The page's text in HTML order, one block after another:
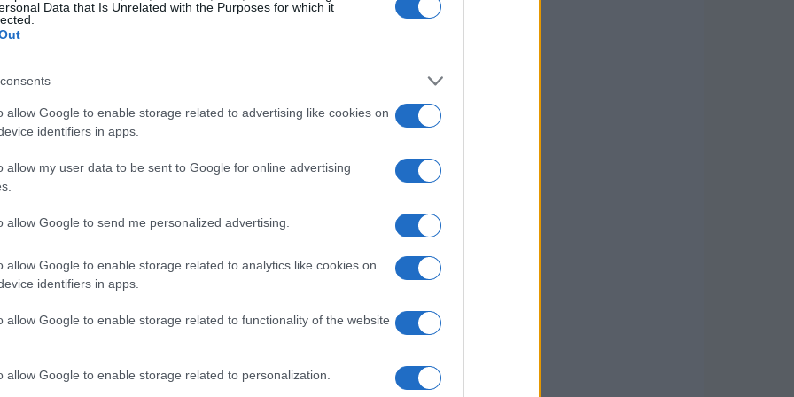
Data that Is Unrelated with the Purposes for which it
allow Google to enable storage related to advertising like cookies on
identifiers in apps.
allow my user data to be sent to Google for online advertising
allow Google to send me personalized advertising.
allow Google to enable storage related to analytics like cookies on
identifiers in apps.
allow Google to enable storage related to functionality of the website
allow Google to enable storage related to personalization.
tus mascotas a adaptarse a tu ausencia
a la oficina. Comienza por pasar
y luego ve aumentando gradualmente la
acostumbrarse a estar solos y les dará la
diaria consistente para tus mascotas.
sacarlos a pasear y jugar con ellos. Esto les